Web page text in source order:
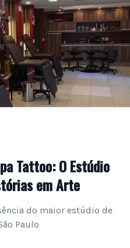
Tattoo: O Estúdio
em Arte
do maior estúdio de
Paulo